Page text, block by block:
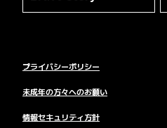
プライバシーポリシー
未成年の方々へのお願い
情報セキュリティ方針